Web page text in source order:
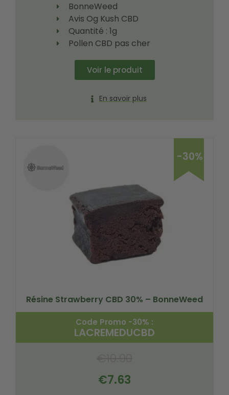
BonneWeed
Avis Og Kush CBD
Quantité : 1g
Pollen CBD pas cher
Voir le produit
En savoir plus
-30%
Résine Strawberry CBD 30% – BonneWeed
Code Promo -30% :
LACREMEDUCBD
€7.63